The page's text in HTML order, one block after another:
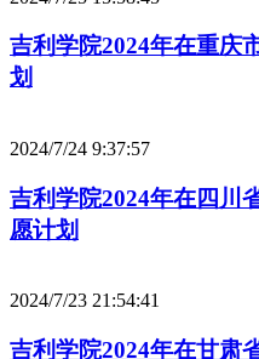
吉利学院2024年在重庆
划
2024/7/24 9:37:57
吉利学院2024年在四川
愿计划
2024/7/23 21:54:41
吉利学院2024年在甘肃